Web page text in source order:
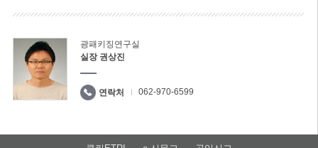
광패키징연구실
실장 권상진
연락처 062-970-6599